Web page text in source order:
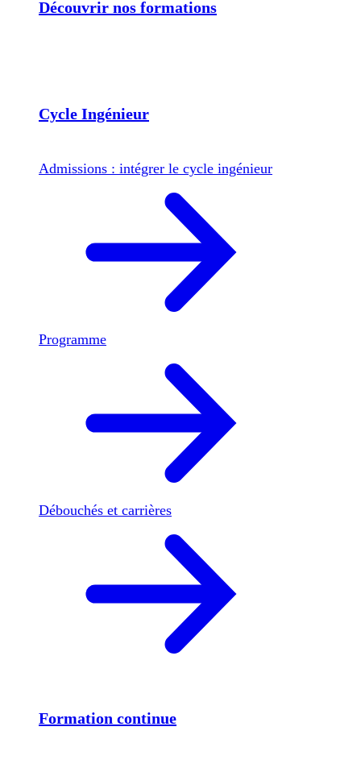
Découvrir nos formations
Cycle Ingénieur
Admissions : intégrer le cycle ingénieur
Programme
Débouchés et carrières
Formation continue